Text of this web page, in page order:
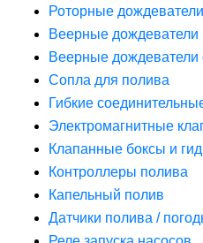
Роторные дождеватели
Веерные дождеватели
Веерные дождеватели
Сопла для полива
Гибкие
Электромагнитные
Клапанные боксы и
Контроллеры полива
Капельный полив
Датчики полива /